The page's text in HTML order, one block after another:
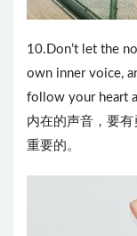
10.Don’t let the
own inner voice,
follow your heart
内在的声音，要
重要的。